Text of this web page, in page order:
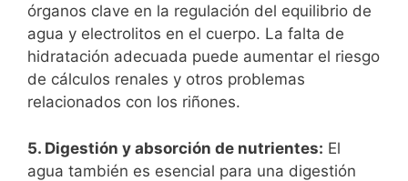
órganos clave en la regulación del equilibrio de
agua y electrolitos en el cuerpo. La falta de
hidratación adecuada puede aumentar el riesgo
de cálculos renales y otros problemas
relacionados con los riñones.
5. Digestión y absorción de nutrientes: El
agua también es esencial para una digestión